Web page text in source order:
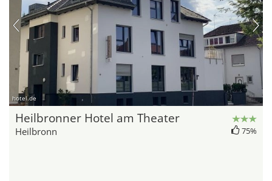
hotel.de
Heilbronner Hotel am Theater
Heilbronn 75%